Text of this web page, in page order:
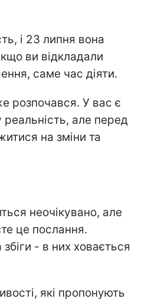
і 23 липня вона
ви відкладали
саме час діяти.
розпочався. У вас є
реальність, але перед
на зміни та
неочікувано, але
це послання.
- в них ховається
які пропонують